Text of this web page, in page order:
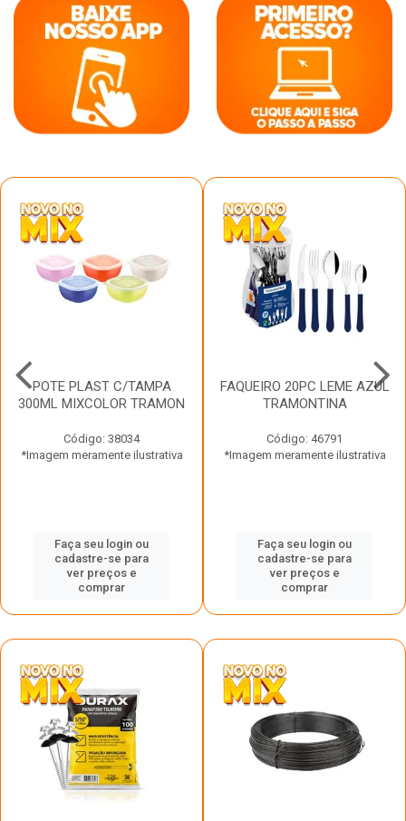
POTE PLAST C/TAMPA
300ML MIXCOLOR TRAMON
Código: 38034
*Imagem meramente ilustrativa
Faça seu login ou
cadastre-se para
ver preços e
comprar
FAQUEIRO 20PC LEME AZUL
TRAMONTINA
Código: 46791
*Imagem meramente ilustrativa
Faça seu login ou
cadastre-se para
ver preços e
comprar